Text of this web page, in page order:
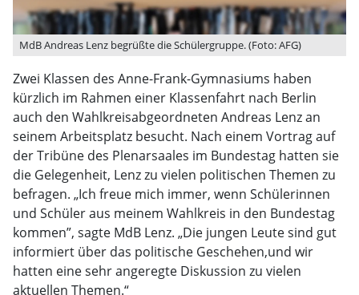
MdB Andreas Lenz begrüßte die Schülergruppe. (Foto: AFG)
Zwei Klassen des Anne-Frank-Gymnasiums haben
kürzlich im Rahmen einer Klassenfahrt nach Berlin
auch den Wahlkreisabgeordneten Andreas Lenz an
seinem Arbeitsplatz besucht. Nach einem Vortrag auf
der Tribüne des Plenarsaales im Bundestag hatten sie
die Gelegenheit, Lenz zu vielen politischen Themen zu
befragen. „Ich freue mich immer, wenn Schülerinnen
und Schüler aus meinem Wahlkreis in den Bundestag
kommen”, sagte MdB Lenz. „Die jungen Leute sind gut
informiert über das politische Geschehen,und wir
hatten eine sehr angeregte Diskussion zu vielen
aktuellen Themen.“